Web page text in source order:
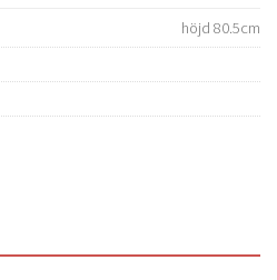
höjd 80.5cm